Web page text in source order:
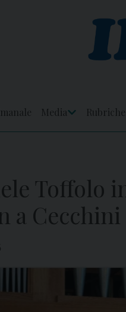
Media
Rubriche
Toffolo
a Cecchini